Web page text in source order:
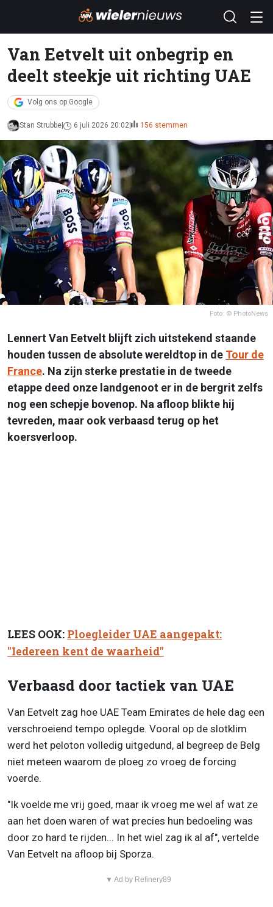
Van Eetvelt uit onbegrip en
deelt steekje uit richting UAE
Volg ons op Google
Stan Strubbe 6 juli 2026 20:02 156 stemmen
Foto: © PhotoNews
Lennert Van Eetvelt blijft zich uitstekend staande
houden tussen de absolute wereldtop in de Tour de
France. Na zijn sterke prestatie in de tweede
etappe deed onze landgenoot er in de bergrit zelfs
nog een schepje bovenop. Na afloop blikte hij
tevreden, maar ook verbaasd terug op het
koersverloop.
LEES OOK: Ploegleider UAE aangepakt:
"Iedereen kent de waarheid"
Verbaasd door tactiek van UAE
Van Eetvelt zag hoe UAE Team Emirates de hele dag een
verschroeiend tempo oplegde. Vooral op de slotklim
werd het peloton volledig uitgedund, al begreep de Belg
niet meteen waarom de ploeg zo vroeg de forcing
voerde.
"Ik voelde me vrij goed, maar ik vroeg me wel af wat ze
aan het doen waren of wat precies hun bedoeling was
door zo hard te rijden... In het wiel zag ik al af", vertelde
Van Eetvelt na afloop bij Sporza.
▼ Ad by Refinery89